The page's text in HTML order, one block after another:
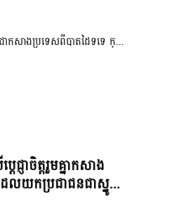
កសាងប្រទេសពីបាតដៃទទេ ក្...
ញាចិត្តរួមគ្នាកសាង
លយកប្រជាជនជាស្នូ...